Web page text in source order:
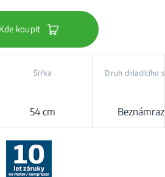
Kde koupit
Šířka
54 cm
Druh chladícího